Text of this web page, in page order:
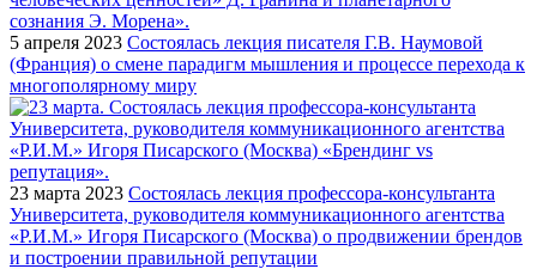
5 апреля 2023 Состоялась лекция писателя Г.В. Наумовой
(Франция) о смене парадигм мышления и процессе перехода к
многополярному миру
23 марта 2023 Состоялась лекция профессора-консультанта
Университета, руководителя коммуникационного агентства
«Р.И.М.» Игоря Писарского (Москва) о продвижении брендов
и построении правильной репутации